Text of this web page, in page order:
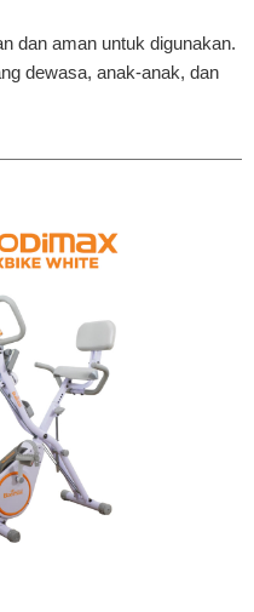
dan aman untuk digunakan.
dewasa, anak-anak, dan